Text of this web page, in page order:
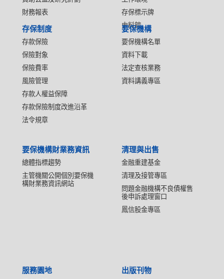
財務報表
存保標示牌
史料館
存保制度
存款保險
保險對象
保險費率
風險管理
存款人權益保障
存款保險制度改進沿革
法令規章
要保機構
要保機構名單
資料下載
法定查核業務
資料講義專區
要保機構財業務資訊
總體指標趨勢
主管機關公開個別要保機
構財業務資訊網站
清理與出售
金融重建基金
清理及接管專區
問題金融機構不良債權售
後申訴處理窗口
鳳信股金專區
服務園地 出版刊物